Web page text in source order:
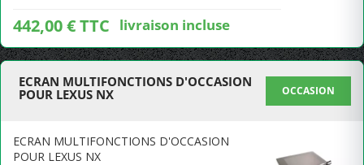
442,00 € TTC livraison incluse
ECRAN MULTIFONCTIONS D'OCCASION
POUR LEXUS NX
OCCASION
ECRAN MULTIFONCTIONS D'OCCASION
POUR LEXUS NX